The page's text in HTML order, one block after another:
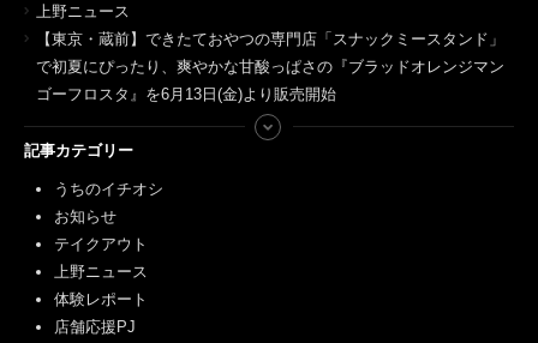
上野ニュース
【東京・蔵前】できたておやつの専門店「スナックミースタンド」
で初夏にぴったり、爽やかな甘酸っぱさの『ブラッドオレンジマン
ゴーフロスタ』を6月13日(金)より販売開始
記事カテゴリー
うちのイチオシ
お知らせ
テイクアウト
上野ニュース
体験レポート
店舗応援PJ